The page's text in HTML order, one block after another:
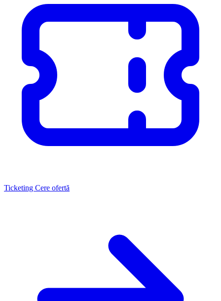
Ticketing Cere ofertă